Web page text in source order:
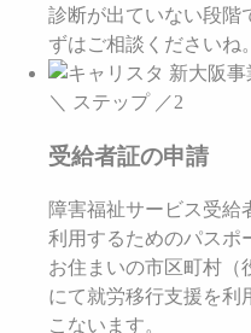
診断が出ていない段階
ずはご相談くださいね。
＼ ステップ ／2
受給者証の申請
障害福祉サービス受給
利用するためのパスポ
お住まいの市区町村（
にて就労移行支援を利
こないます。